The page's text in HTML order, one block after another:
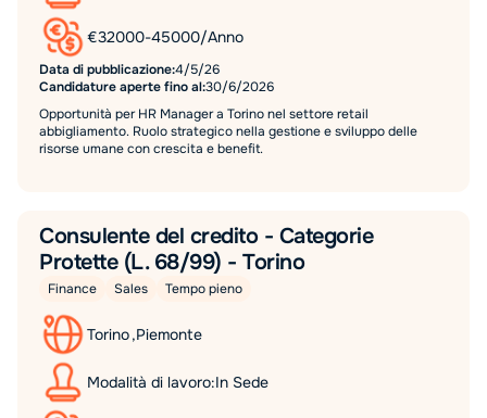
€32000-45000/Anno
Data di pubblicazione:4/5/26
Candidature aperte fino al:30/6/2026
Opportunità per HR Manager a Torino nel settore retail
abbigliamento. Ruolo strategico nella gestione e sviluppo delle
risorse umane con crescita e benefit.
Consulente del credito - Categorie
Protette (L. 68/99) - Torino
Finance Sales Tempo pieno
Torino,Piemonte
Modalità di lavoro:In Sede